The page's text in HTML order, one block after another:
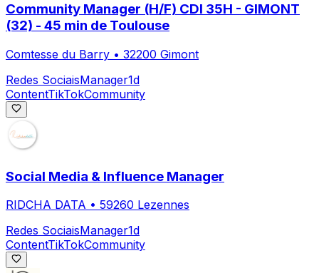
Community Manager (H/F) CDI 35H - GIMONT
(32) - 45 min de Toulouse
Comtesse du Barry • 32200 Gimont
Redes SociaisManager1d
ContentTikTokCommunity
Social Media & Influence Manager
RIDCHA DATA • 59260 Lezennes
Redes SociaisManager1d
ContentTikTokCommunity